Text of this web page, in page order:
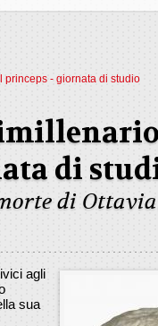
princeps - giornata di studio
di
di
agli
sua